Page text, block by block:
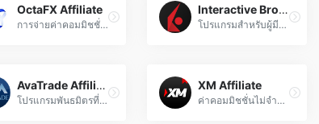
OctaFX Affiliate
การจ่ายค่าคอมมิชชั่นรายวัน และการสนับสนุนหลายภาษา สำหรับพันธมิตรในอุตสาหกรรม CFD
Interactive Brokers Affiliate
โปรแกรมสำหรับผู้มีอิทธิพลทางการเงิน พร้อมงบประมาณรายเดือน $2 ล้าน
AvaTrade Affiliate
โปรแกรมพันธมิตรที่ได้รับรางวัล พร้อมโมเดลค่าคอมมิชชั่นที่ยืดหยุ่นและเครื่องมือการตลาดครบครัน
XM Affiliate
ค่าคอมมิชชั่นไม่จำกัด การจ่ายเงินรวดเร็ว และพันธมิตรกว่า 200,000 รายทั่วโลก